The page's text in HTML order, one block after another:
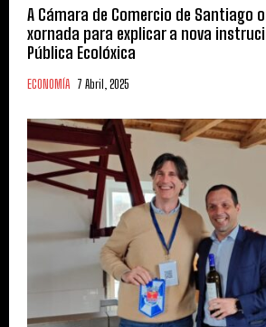
A Cámara de Comercio de Santiago
xornada para explicar a nova
Pública Ecolóxica
ECONOMÍA 7 Abril, 2025